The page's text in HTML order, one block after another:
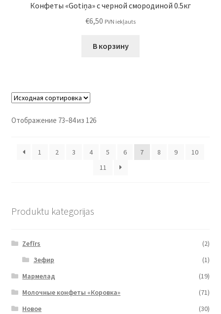
Конфеты «Gotiņa» с черной смородиной 0.5кг
€6,50 PVN iekļauts
В корзину
Отображение 73–84 из 126
1 2 3 4 5 6 7 8 9
10
11
Produktu kategorijas
Zefīrs
(2)
Зефир
(1)
Мармелад
(19)
Молочные конфеты «Коровка»
(71)
Новое
(30)